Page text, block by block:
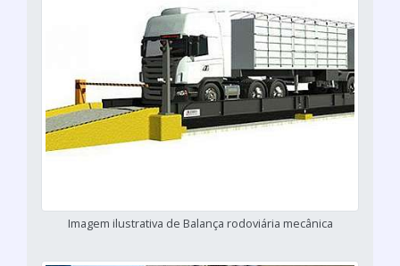
Imagem ilustrativa de Balança rodoviária mecânica